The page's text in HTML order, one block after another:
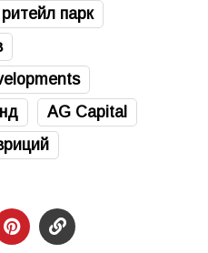
ритейл парк
AG Capital